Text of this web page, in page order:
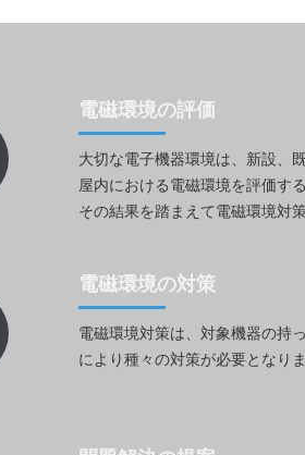
電磁環境の評価
大切な電子機器環境は、新設、
屋内における電磁環境を評価す
その結果を踏まえて電磁環境対
電磁環境の対策
電磁環境対策は、対象機器の持
により種々の対策が必要となりま